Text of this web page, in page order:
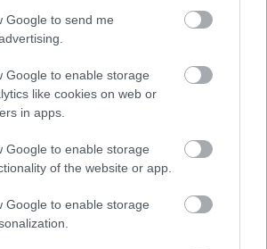
Google to send me
Google to enable storage
like cookies on web or
in apps.
Google to enable storage
of the website or app.
Google to enable storage